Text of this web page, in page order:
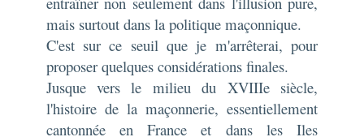
mais surtout dans la politique maçonnique.
C'est sur ce seuil que je m'arrêterai, pour
proposer quelques considérations finales.
Jusque vers le milieu du XVIIIe siècle,
l'histoire de la maçonnerie, essentiellement
cantonnée en France et dans les Iles